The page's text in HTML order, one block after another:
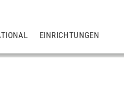
EINRICHTUNGEN